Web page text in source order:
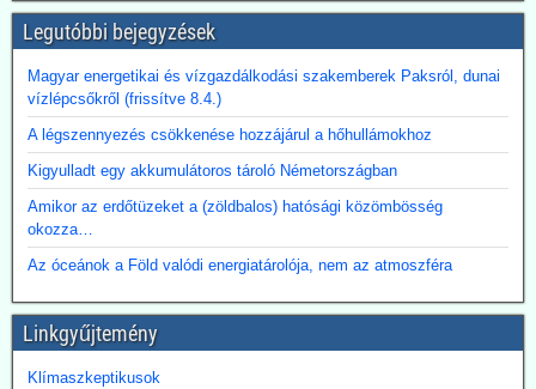
több hónapig tartó tárgyalások után megbízási szerződést kötött a
BME-vel egy döntést megalapozó tanulmány közös elkészítésére a
eljuttatása lehetőségéről.
Legutóbbi bejegyzések
Magyar energetikai és vízgazdálkodási szakemberek Paksról, dunai
vízlépcsőkről (frissítve 8.4.)
A légszennyezés csökkenése hozzájárul a hőhullámokhoz
Kigyulladt egy akkumulátoros tároló Németországban
Amikor az erdőtüzeket a (zöldbalos) hatósági közömbösség
okozza…
Az óceánok a Föld valódi energiatárolója, nem az atmoszféra
Linkgyűjtemény
Klímaszkeptikusok